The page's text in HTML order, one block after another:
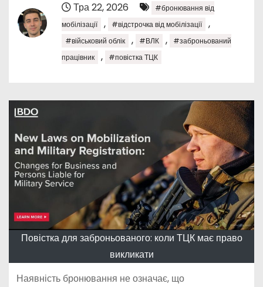
Тра 22, 2026
#бронювання від
мобілізації
, #відстрочка від мобілізації ,
#військовий облік , #ВЛК ,
#заброньований
працівник
, #повістка ТЦК
Повістка для заброньованого: коли ТЦК має право
викликати
Наявність бронювання не означає, що